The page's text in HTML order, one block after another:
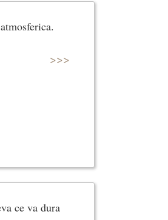
>>>
ce va dura